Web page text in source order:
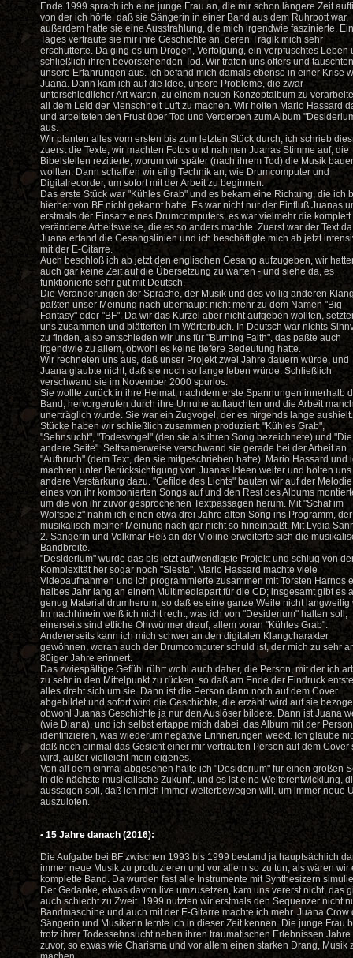
Ende 1999 sprach ich eine junge Frau an, die mir schon längere Zeit
von der ich hörte, daß sie Sängerin in einer Band aus dem Ruhrpott war,
außerdem hatte sie eine Ausstrahlung, die mich irgendwie faszinierte.
Tages vertraute sie mir ihre Geschichte an, deren Tragik mich sehr
erschütterte. Da ging es um Drogen, Verfolgung, ein verpfuschtes Leben
schließlich ihren bevorstehenden Tod. Wir trafen uns öfters und tauschten
unsere Erfahrungen aus. Ich befand mich damals ebenso in einer Krise
Juana. Dann kam ich auf die Idee, unsere Probleme, die zwar
unterschiedlicher Art waren, zu einem neuen Konzeptalbum zu
all dem Leid der Menschheit Luft zu machen. Wir holten Mario Hassard
und arbeiteten den Frust über Tod und Verderben zum Album
aus.
Wir planten alles vom ersten bis zum letzten Stück durch, ich schrieb
zuerst die Texte, wir machten Fotos und nahmen Juanas Stimme auf, die
Bibelstellen rezitierte, worum wir später (nach ihrem Tod) die Musik
wollten. Dann schafften wir eilig Technik an, wie Drumcomputer und
Digitalrecorder, um sofort mit der Arbeit zu beginnen.
Das erste Stück war "Kühles Grab" und es bekam eine Richtung, die ich
hierher von BF nicht gekannt hatte. Es war nicht nur der Einfluß Juanas
erstmals der Einsatz eines Drumcomputers, es war vielmehr die komplett
veränderte Arbeitsweise, die es so anders machte. Zuerst war der Text
Juana erfand die Gesangslinien und ich beschäftigte mich ab jetzt
mit der E-Gitarre.
Auch beschloß ich ab jetzt den englischen Gesang aufzugeben, wir
auch gar keine Zeit auf die Übersetzung zu warten - und siehe da, es
funktionierte sehr gut mit Deutsch.
Die Veränderungen der Sprache, der Musik und des völlig anderen
paßten unser Meinung nach überhaupt nicht mehr zu dem Namen "Big
Fantasy" oder "BF". Da wir das Kürzel aber nicht aufgeben wollten,
uns zusammen und blätterten im Wörterbuch. In Deutsch war nichts
zu finden, also entschieden wir uns für "Burning Faith", das paßte auch
irgendwie zu allem, obwohl es keine tiefere Bedeutung hatte.
Wir rechneten uns aus, daß unser Projekt zwei Jahre dauern würde, und
Juana glaubte nicht, daß sie noch so lange leben würde. Schließlich
verschwand sie im November 2000 spurlos.
Sie wollte zurück in ihre Heimat, nachdem erste Spannungen innerhalb
Band, hervorgerufen durch ihre Unruhe auftauchten und die Arbeit
unerträglich wurde. Sie war ein Zugvogel, der es nirgends lange
Stücke haben wir schließlich zusammen produziert: "Kühles Grab",
"Sehnsucht", "Todesvogel" (den sie als ihren Song bezeichnete) und "Die
andere Seite". Seltsamerweise verschwand sie gerade bei der Arbeit an
"Aufbruch" (dem Text, den sie mitgeschrieben hatte). Mario Hassard und
machten unter Berücksichtigung von Juanas Ideen weiter und holten uns
andere Verstärkung dazu. "Gefilde des Lichts" bauten wir auf der Melodie
eines von ihr komponierten Songs auf und den Rest des Albums
um die von ihr zuvor gesprochenen Textpassagen herum. Mit "Schaf im
Wolfspelz" nahm ich einen etwa drei Jahre alten Song ins Programm, der
musikalisch meiner Meinung nach gar nicht so hineinpaßt. Mit Lydia
2. Sängerin und Volkmar Heß an der Violine erweiterte sich die
Bandbreite.
"Desiderium" wurde das bis jetzt aufwendigste Projekt und schlug von
Komplexität her sogar noch "Siesta". Mario Hassard machte viele
Videoaufnahmen und ich programmierte zusammen mit Torsten Harnos
halbes Jahr lang an einem Multimediapart für die CD; insgesamt gibt es
genug Material drumherum, so daß es eine ganze Weile nicht langweilig
Im nachhinein weiß ich nicht recht, was ich von "Desiderium" halten soll,
einerseits sind etliche Ohrwürmer drauf, allem voran "Kühles Grab".
Andererseits kann ich mich schwer an den digitalen Klangcharakter
gewöhnen, woran auch der Drumcomputer schuld ist, der mich zu sehr
80iger Jahre erinnert.
Das zwiespältige Gefühl rührt wohl auch daher, die Person, mit der ich
zu sehr in den Mittelpunkt zu rücken, so daß am Ende der Eindruck
alles dreht sich um sie. Dann ist die Person dann noch auf dem Cover
abgebildet und sofort wird die Geschichte, die erzählt wird auf sie
obwohl Juanas Geschichte ja nur den Auslöser bildete. Dann ist Juana
(wie Diana), und ich selbst ertappe mich dabei, das Album mit der
identifizieren, was wiederum negative Erinnerungen weckt. Ich glaube
daß noch einmal das Gesicht einer mir vertrauten Person auf dem Cover
wird, außer vielleicht mein eigenes.
Von all dem einmal abgesehen halte ich "Desiderium" für einen großen
in die nächste musikalische Zukunft, und es ist eine Weiterentwicklung,
aussagen soll, daß ich mich immer weiterbewegen will, um immer neue
auszuloten.
• 15 Jahre danach (2016):
Die Aufgabe bei BF zwischen 1993 bis 1999 bestand ja hauptsächlich
immer neue Musik zu produzieren und vor allem so zu tun, als wären wir
komplette Band. Da wurden fast alle Instrumente mit Synthesizern
Der Gedanke, etwas davon live umzusetzen, kam uns vererst nicht, das
auch schlecht zu Zweit. 1999 nutzten wir erstmals den Sequenzer nicht
Bandmaschine und auch mit der E-Gitarre machte ich mehr. Juana Crow
Sängerin und Musikerin lernte ich in dieser Zeit kennen. Die junge Frau
trotz ihrer Todessehnsucht neben ihren traumatischen Erlebnissen Jahre
zuvor, so etwas wie Charisma und vor allem einen starken Drang, Musik